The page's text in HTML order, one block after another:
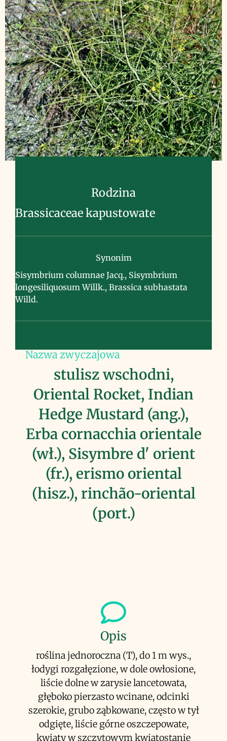
Rodzina
Brassicaceae kapustowate
Synonim
Sisymbrium columnae Jacq., Sisymbrium
longesiliquosum Willk., Brassica subhastata
Willd.
Nazwa zwyczajowa
stulisz wschodni,
Oriental Rocket, Indian
Hedge Mustard (ang.),
Erba cornacchia orientale
(wł.), Sisymbre d' orient
(fr.), erismo oriental
(hisz.), rinchão-oriental
(port.)
Opis
roślina jednoroczna (T), do 1 m wys.,
łodygi rozgałęzione, w dole owłosione,
liście dolne w zarysie lancetowata,
głęboko pierzasto wcinane, odcinki
szerokie, grubo ząbkowane, często w tył
odgięte, liście górne oszczepowate,
kwiaty w szczytowym kwiatostanie